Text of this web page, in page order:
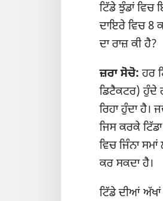
ਟਿੱਡੇ ਝੁੰਡਾਂ
ਦਾਇਰੇ ਵਿਚ 8
ਦਾ ਰਾਜ਼ ਕੀ ਹੈ?
ਜ਼ਰਾ ਸੋਚੋ:ਹਰ
ਡਿਟੈਕਟਰ) ਹੁੰਦੇ
ਰਿਹਾ ਹੁੰਦਾ ਹੈ।
ਜਿਸ ਕਰਕੇ
ਵਿਚ ਜਿੰਨਾ
ਕਰ ਸਕਦਾ ਹੈ।
ਟਿੱਡੇ ਦੀਆਂ